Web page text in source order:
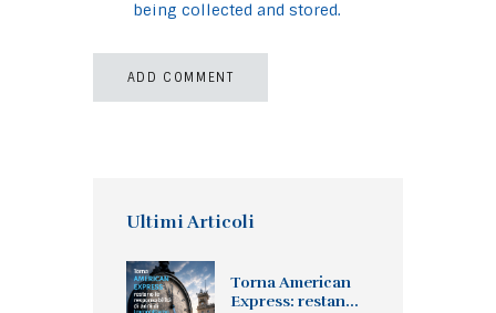
being collected and stored.
Ultimi Articoli
Torna American
Express: restan...